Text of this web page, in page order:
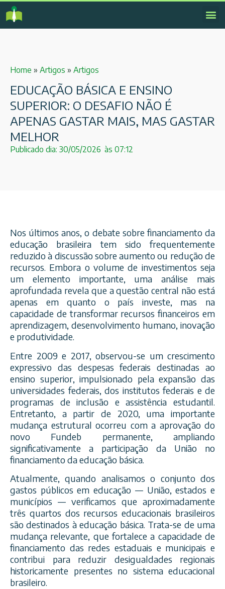
Home » Artigos » Artigos
EDUCAÇÃO BÁSICA E ENSINO
SUPERIOR: O DESAFIO NÃO É
APENAS GASTAR MAIS, MAS GASTAR
MELHOR
Publicado dia: 30/05/2026 às 07:12
Nos últimos anos, o debate sobre financiamento da
educação brasileira tem sido frequentemente
reduzido à discussão sobre aumento ou redução de
recursos. Embora o volume de investimentos seja
um elemento importante, uma análise mais
aprofundada revela que a questão central não está
apenas em quanto o país investe, mas na
capacidade de transformar recursos financeiros em
aprendizagem, desenvolvimento humano, inovação
e produtividade.
Entre 2009 e 2017, observou-se um crescimento
expressivo das despesas federais destinadas ao
ensino superior, impulsionado pela expansão das
universidades federais, dos institutos federais e de
programas de inclusão e assistência estudantil.
Entretanto, a partir de 2020, uma importante
mudança estrutural ocorreu com a aprovação do
novo Fundeb permanente, ampliando
significativamente a participação da União no
financiamento da educação básica.
Atualmente, quando analisamos o conjunto dos
gastos públicos em educação — União, estados e
municípios — verificamos que aproximadamente
três quartos dos recursos educacionais brasileiros
são destinados à educação básica. Trata-se de uma
mudança relevante, que fortalece a capacidade de
financiamento das redes estaduais e municipais e
contribui para reduzir desigualdades regionais
historicamente presentes no sistema educacional
brasileiro.